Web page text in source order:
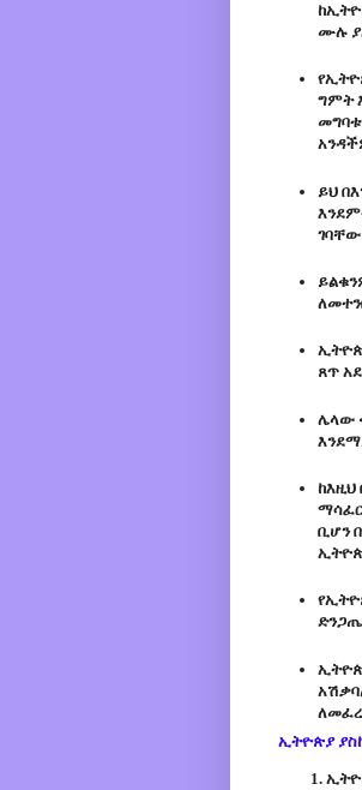
ሙሉ
ግምት
ይህ
ጸጥ
ሌላው
ማሳፈር
ቢሆን
ኢትዮጵያ